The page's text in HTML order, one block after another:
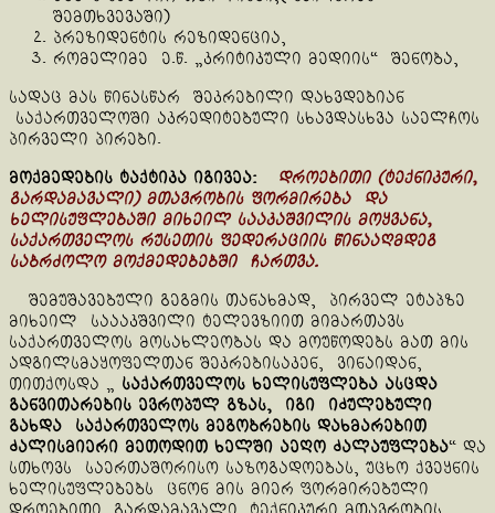
შემთხვევაში)
პრეზიდენტის რეზიდენცია,
რომელიმე ე.წ. „კრიტიკული მედიის“ შენობა,
სადაც მას წინასწარ შეკრებილი დახვდებიან
საქართველოში აკრედიტებული სხავდასხვა საელჩოს
პირველი პირები.
მოქმედების ტაქტიკა იგივეა:
დროებითი (ტექნიკური,
გარდამავალი) მთავრობის ფორმირება და
ხელისუფლებაში მიხეილ სააკაშვილის მოყვანა,
საქართველოს რუსეთის ფედერაციის წინააღმდეგ
საბრძოლო მოქმედებებში ჩართვა.
შემუშავებული გეგმის თანახმად, პირველ ეტაპზე
მიხეილ საააკშვილი ტელევზიით მიმართავს
საქართველოს მოსახლეობას და მოუწოდებს მათ მის
ადგილსმაყოფელთან შეკრებისაკენ, ვინაიდან,
თითქოსდა „ საქართველოს ხელისუფლება ასცდა
განვითარების ევროპულ გზას, იგი იძულებული
გახდა საქართველოს მეგობრების დახმარებით
ძალისმიერი მეთოდით ხელში აეღო ძალაუფლება“ და
სთხოვს საერთაშორისო საზოგადოებას, უცხო ქვეყნის
ხელისუფლებებს ცნონ მის მიერ ფორმირებული